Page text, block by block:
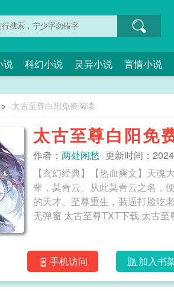
说 科幻小说 灵异小说 言情小说
> 太古至尊白阳免费阅读
太古至尊白阳免
作者： 两处闲愁 更新时间：
【玄幻经典】【热血爽文】天
辈，莫青云。从此莫青云之名，
的天才。至尊重生，装逼打脸吃老虎，一样
无弹窗 太古至尊TXT下载 太古
手机访问 加入书